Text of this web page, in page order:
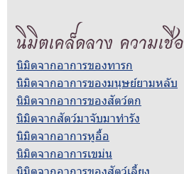
นิมิตเคล็ดลาง ความเชื่อ
นิมิตจากอาการของทารก
นิมิตจากอาการของมนุษย์ยามหลับ
นิมิตจากอาการของสัตว์ตก
นิมิตจากสัตว์มาจับมาทำรัง
นิมิตจากอาการหูอื้อ
นิมิตจากอาการเขม่น
นิมิตจากอาการของสัตว์เลี้ยง